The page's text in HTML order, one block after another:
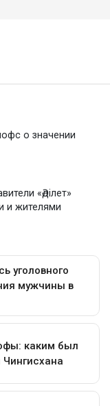
о значении
«Әділет»
и жителями